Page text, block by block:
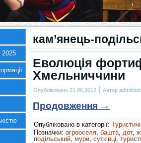
2025
кам’янець-
Еволюція
Хмельниччини
Опубліковано 21.06.2012 | Автор
Продовження →
Опубліковано в категорії:
Позначки: агрооселя, башта, дот,
подільський, мури, сутківці,